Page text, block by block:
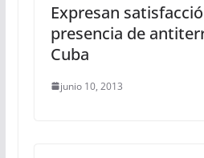
Expresan
presencia de
Cuba
junio 10, 2013